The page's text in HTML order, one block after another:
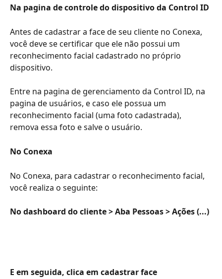
Na pagina de controle do dispositivo da Control ID
Antes de cadastrar a face de seu cliente no Conexa,
você deve se certificar que ele não possui um
reconhecimento facial cadastrado no próprio
dispositivo.
Entre na pagina de gerenciamento da Control ID, na
pagina de usuários, e caso ele possua um
reconhecimento facial (uma foto cadastrada),
remova essa foto e salve o usuário.
No Conexa
No Conexa, para cadastrar o reconhecimento facial,
você realiza o seguinte:
No dashboard do cliente > Aba Pessoas > Ações (...)
E em seguida, clica em cadastrar face